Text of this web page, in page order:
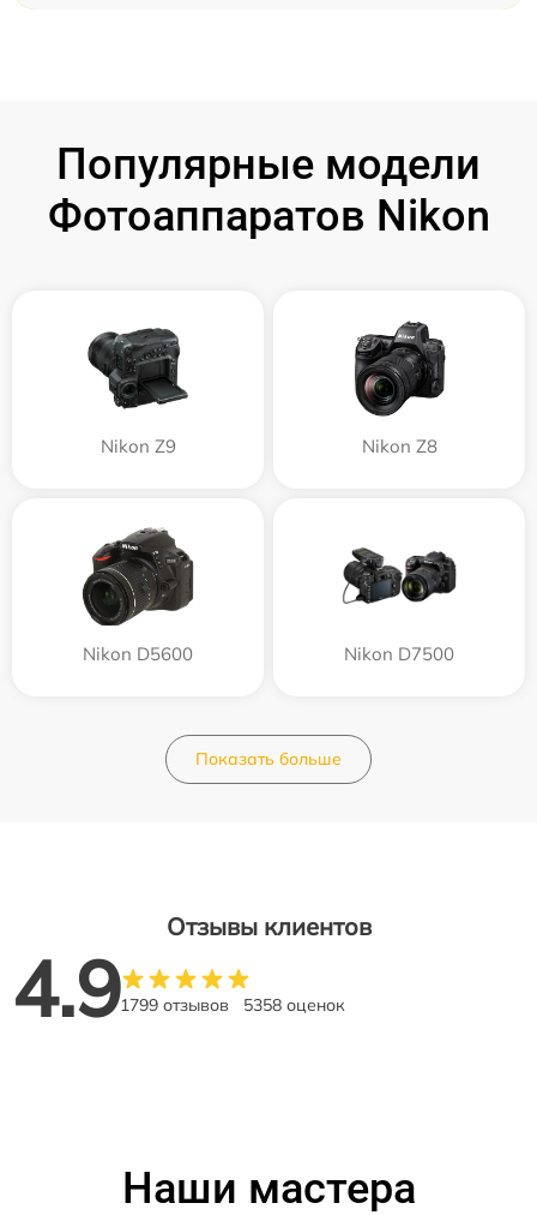
Популярные модели
Фотоаппаратов Nikon
Nikon Z9 Nikon Z8
Nikon D5600 Nikon D7500
Показать больше
Отзывы клиентов
4.91799 отзывов 5358 оценок
Наши мастера